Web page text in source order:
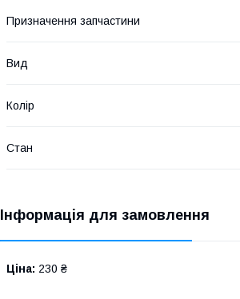
Призначення запчастини
Вид
Колір
Стан
Інформація для замовлення
Ціна: 230 ₴